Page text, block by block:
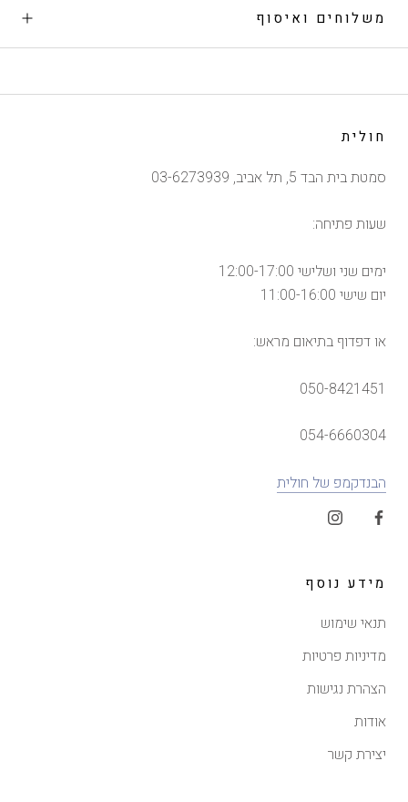
משלוחים ואיסוף
חולית
סמטת בית הבד 5, תל אביב, 03-6273939
שעות פתיחה:
ימים שני ושלישי 12:00-17:00
יום שישי 11:00-16:00
או דפדוף בתיאום מראש:
050-8421451
054-6660304
הבנדקמפ של חולית
מידע נוסף
תנאי שימוש
מדיניות פרטיות
הצהרת נגישות
אודות
יצירת קשר